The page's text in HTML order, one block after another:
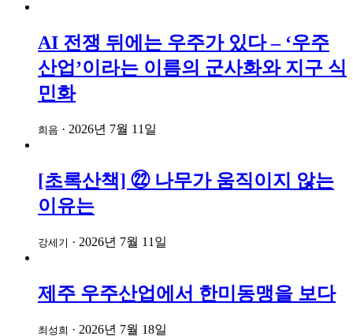
AI 전쟁 뒤에는 우주가 있다 – ‘우주
산업’이라는 이름의 군사화와 지구 식
민화
희음 · 2026년 7월 11일
[초록산책] ㉒ 나무가 움직이지 않는
이유는
강세기 · 2026년 7월 11일
제주 우주산업에서 한미동맹을 보다
최성희 · 2026년 7월 18일